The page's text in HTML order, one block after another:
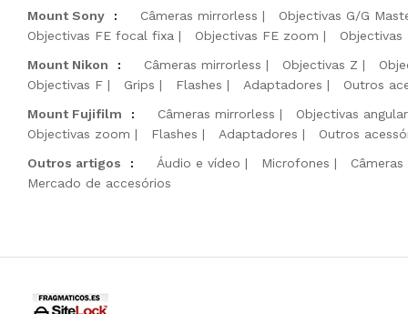
Mount Sony
: Câmeras mirrorless Objectivas G/G
Objectivas FE focal fixa
Objectivas FE zoom Objectivas
Mount Nikon
: Câmeras mirrorless Objectivas Z
Objectivas F
Grips Flashes Adaptadores
Outros
Mount Fujifilm
: Câmeras mirrorless Objectivas
Objectivas zoom
Flashes Adaptadores
Outros
Outros artigos
: Áudio e vídeo Microfones
Mercado de accesórios